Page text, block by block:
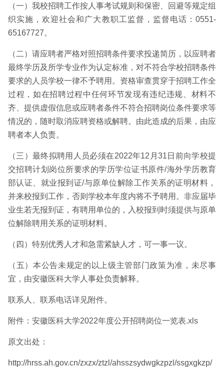
（一）我校招聘工作按人事考试规则和保密、回避等规定组
织实施，欢迎社会和广大教职工监督，监督电话：0551-
65167727。
（二）请应聘者严格对照招聘条件要求投递简历，以应聘者
最终学历及所学专业作为认定标准，对不符合学校招聘条件
要求的人员学校一律不予聘用。资格审查贯穿于招聘工作全
过程，如在招聘过程中任何环节发现有违纪违规、材料不
齐、提供虚假信息或应聘者条件不符合招聘岗位条件要求等
情况的，随时取消应聘资格或解聘。由此造成的后果，由应
聘者本人负责。
（三）最终拟聘用人员必须在2022年12月31日前向学校提
交招聘计划岗位所要求的学历学位证书原件/海外学历教育
部认证、就业报到证/与原单位解除工作关系的证明材料，
并来校报到工作，否则学校本年度内将不予聘用。非应届毕
业生若无报到证，有聘用单位的，入校报到时须提供与原单
位解除聘用关系的证明材料。
（四）特别优秀人才和急需紧缺人才，可一事一议。
（五）本公告未规定的以上级主管部门政策为准，未尽事
宜，由安徽医科大学人事处负责解释。
联系人、联系电话详见附件。
附件：安徽医科大学2022年度公开招聘岗位一览表.xls
原文出处：
http://hrss.ah.gov.cn/zxzx/ztzl/ahsszsydwgkzpzl/ssgxgkzp/